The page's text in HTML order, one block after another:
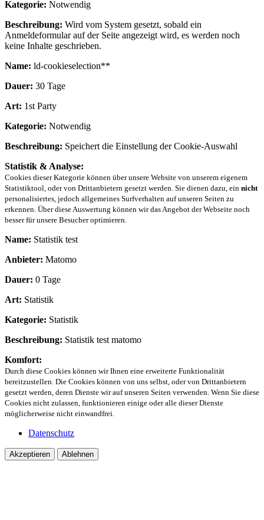
Kategorie: Notwendig
Beschreibung: Wird vom System gesetzt, sobald ein
Anmeldeformular auf der Seite angezeigt wird, es werden noch
keine Inhalte geschrieben.
Name: ld-cookieselection**
Dauer: 30 Tage
Art: 1st Party
Kategorie: Notwendig
Beschreibung: Speichert die Einstellung der Cookie-Auswahl
Statistik & Analyse:
Cookies dieser Kategorie können über unsere Website von unserem eigenem
Statistiktool, oder von Drittanbietern gesetzt werden. Sie dienen dazu, ein nicht
personalisiertes, jedoch allgemeines Surfverhalten auf unseren Seiten zu
erkennen. Über diese Auswertung können wir das Angebot der Webseite noch
besser für unsere Besucher optimieren.
Name: Statistik test
Anbieter: Matomo
Dauer: 0 Tage
Art: Statistik
Kategorie: Statistik
Beschreibung: Statistik test matomo
Komfort:
Durch diese Cookies können wir Ihnen eine erweiterte Funktionalität
bereitzustellen. Die Cookies können von uns selbst, oder von Drittanbietern
gesetzt werden, deren Dienste wir auf unseren Seiten verwenden. Wenn Sie diese
Cookies nicht zulassen, funktionieren einige oder alle dieser Dienste
möglicherweise nicht einwandfrei.
Datenschutz
Akzeptieren Ablehnen